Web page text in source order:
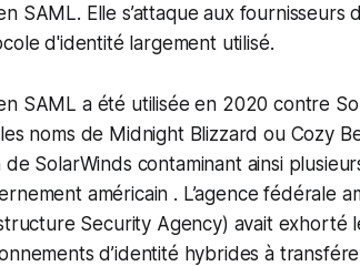
SAML. Elle s’attaque aux fournisseurs
d'identité largement utilisé.
SAML a été utilisée en 2020 contre
noms de Midnight Blizzard ou Cozy
de SolarWinds contaminant ainsi
américain . L’agence fédérale
Security Agency) avait exhorté
d’identité hybrides à